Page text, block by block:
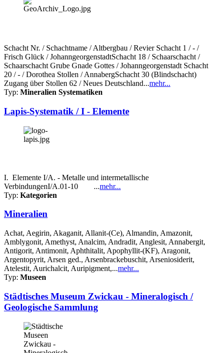
Schacht Nr. / Schachtname / Altbergbau / Revier Schacht 1 / - /
Frisch Glück / JohanngeorgenstadtSchacht 18 / Schaarschacht /
Schaarschacht Grube Gnade Gottes / Johanngeorgenstadt Schacht
20 / - / Dorothea Stollen / AnnabergSchacht 30 (Blindschacht)
Zugang über Stollen 62 / Neues Deutschland...mehr...
Typ: Mineralien Systematiken
Lapis-Systematik / I - Elemente
I. Elemente I/A. - Metalle und intermetallische
VerbindungenI/A.01-10 ...mehr...
Typ: Kategorien
Mineralien
Achat, Aegirin, Akaganit, Allanit-(Ce), Almandin, Amazonit,
Amblygonit, Amethyst, Analcim, Andradit, Anglesit, Annabergit,
Antigorit, Antimonit, Aphthitalit, Apophyllit-(KF), Aragonit,
Argentopyrit, Arsen ged., Arsenbrackebuschit, Arseniosiderit,
Atelestit, Aurichalcit, Auripigment,...mehr...
Typ: Museen
Städtisches Museum Zwickau - Mineralogisch /
Geologische Sammlung